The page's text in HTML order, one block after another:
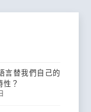
言替我們自己的
？